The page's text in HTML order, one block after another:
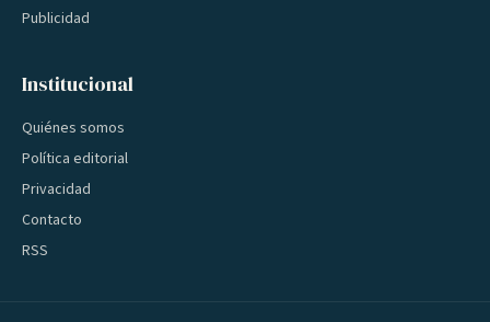
Publicidad
Institucional
Quiénes somos
Política editorial
Privacidad
Contacto
RSS